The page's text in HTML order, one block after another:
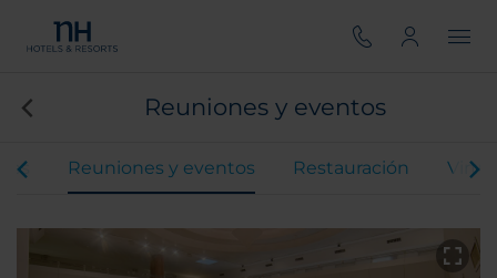
Reuniones y eventos
Reuniones y eventos Restauración